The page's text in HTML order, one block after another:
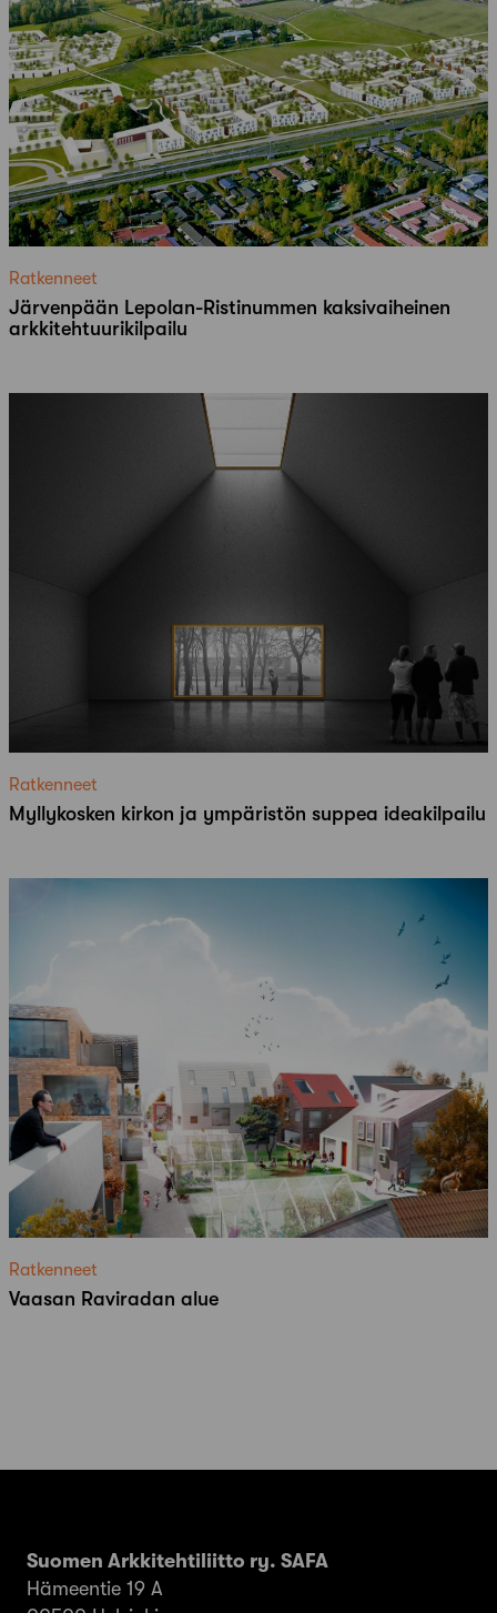
Ratkenneet
Järvenpään Lepolan-Ristinummen kaksivaiheinen
arkkitehtuurikilpailu
Ratkenneet
Myllykosken kirkon ja ympäristön suppea ideakilpailu
Ratkenneet
Vaasan Raviradan alue
Suomen Arkkitehtiliitto ry. SAFA
Hämeentie 19 A